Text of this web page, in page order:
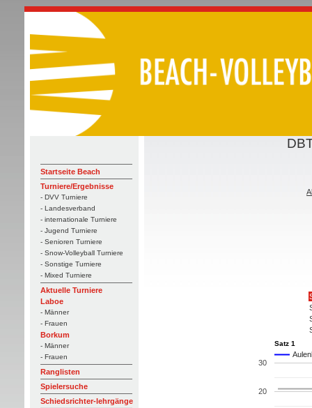
Startseite Beach
Turniere/Ergebnisse
- DVV Turniere
- Landesverband
- internationale Turniere
- Jugend Turniere
- Senioren Turniere
- Snow-Volleyball Turniere
- Sonstige Turniere
- Mixed Turniere
Aktuelle Turniere
Laboe
- Männer
- Frauen
Borkum
- Männer
- Frauen
Ranglisten
Spielersuche
Schiedsrichter-lehrgänge
Satz 1
20
30